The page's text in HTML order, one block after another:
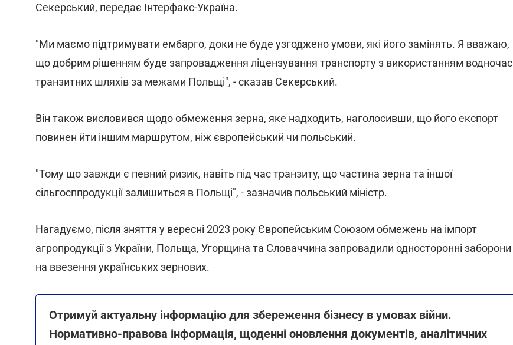
Секерський, передає Інтерфакс-Україна.
"Ми маємо підтримувати ембарго, доки не буде узгоджено умови, які його замінять. Я вважаю,
що добрим рішенням буде запровадження ліцензування транспорту з використанням водночас
транзитних шляхів за межами Польщі", - сказав Секерський.
Він також висловився щодо обмеження зерна, яке надходить, наголосивши, що його експорт
повинен йти іншим маршрутом, ніж європейський чи польський.
"Тому що завжди є певний ризик, навіть під час транзиту, що частина зерна та іншої
сільгосппродукції залишиться в Польщі", - зазначив польський міністр.
Нагадуємо, після зняття у вересні 2023 року Європейським Союзом обмежень на імпорт
агропродукції з України, Польща, Угорщина та Словаччина запровадили односторонні заборони
на ввезення українських зернових.
Отримуй актуальну інформацію для збереження бізнесу в умовах війни.
Нормативно-правова інформація, щоденні оновлення документів, аналітичних